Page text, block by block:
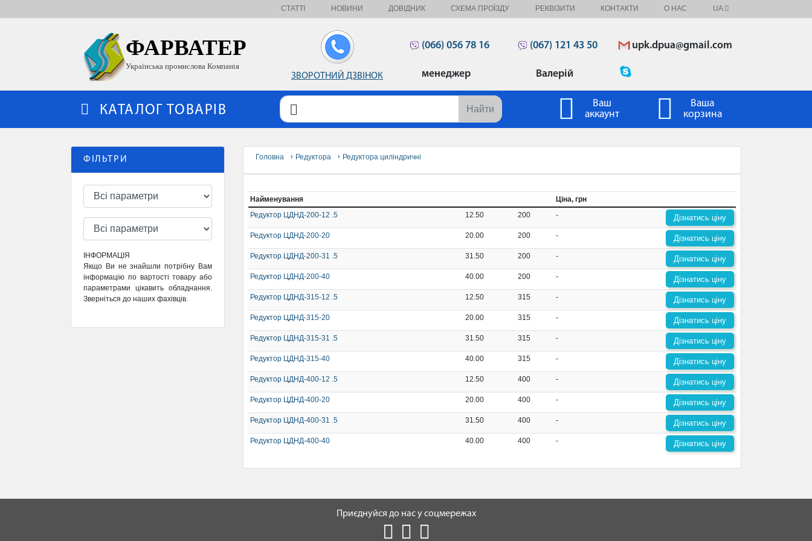
СТАТТІ НОВИНИ ДОВІДНИК СХЕМА ПРОЇЗДУ РЕКВІЗИТИ КОНТАКТИ О НАС UA
ФАРВАТЕР
Українська промислова Компанія
ЗВОРОТНИЙ ДЗВІНОК
(066) 056 78 16
менеджер
(067) 121 43 50
Валерій
upk.dpua@gmail.com
КАТАЛОГ ТОВАРІВ Найти
Ваш
аккаунт
Ваша
корзина
ФІЛЬТРИ
ІНФОРМАЦІЯ
Якщо Ви не знайшли потрібну Вам
інформацію по вартості товару або
параметрами цікавить обладнання.
Зверніться до наших фахівців.
Головна Редуктора Редуктора циліндричні
Найменування
Ціна, грн
Редуктор ЦДНД-200-12 .5
12.50 200 - Дізнатись ціну
Редуктор ЦДНД-200-20 20.00 200 - Дізнатись ціну
Редуктор ЦДНД-200-31 .5 31.50 200 - Дізнатись ціну
Редуктор ЦДНД-200-40 40.00 200 - Дізнатись ціну
Редуктор ЦДНД-315-12 .5 12.50 315 - Дізнатись ціну
Редуктор ЦДНД-315-20 20.00 315 - Дізнатись ціну
Редуктор ЦДНД-315-31 .5 31.50 315 - Дізнатись ціну
Редуктор ЦДНД-315-40 40.00 315 - Дізнатись ціну
Редуктор ЦДНД-400-12 .5 12.50 400 - Дізнатись ціну
Редуктор ЦДНД-400-20 20.00 400 - Дізнатись ціну
Редуктор ЦДНД-400-31 .5 31.50 400 - Дізнатись ціну
Редуктор ЦДНД-400-40 40.00 400 - Дізнатись ціну
Приєднуйся до нас у соцмережах